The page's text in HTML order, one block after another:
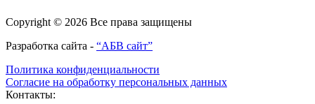
Copyright © 2026 Все права защищены
Разработка сайта - “АБВ сайт”
Политика конфиденциальности
Согласие на обработку персональных данных
Контакты: